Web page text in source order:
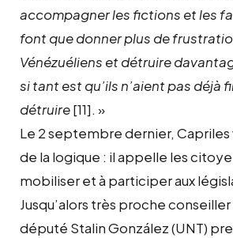
accompagner les fictions et les
font que donner plus de
Vénézuéliens et détruire
si tant est qu’ils n’aient pas déjà
détruire[11]. »
Le 2 septembre dernier, Capriles
de la logique : il appelle les
mobiliser et à participer aux
Jusqu’alors très proche
député Stalin González (UNT)